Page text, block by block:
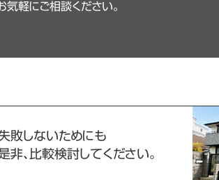
気軽にご相談ください。
敗しないためにも
非、比較検討してください。